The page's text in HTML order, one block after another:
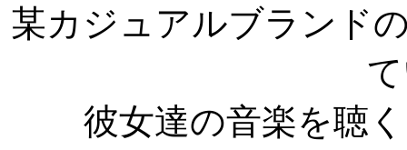
某カジュアルブランド
彼女達の音楽を聴